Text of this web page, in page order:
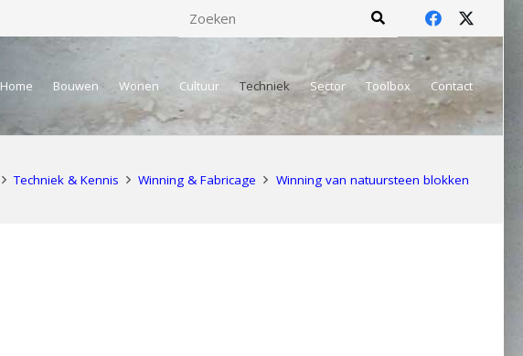
Home Bouwen Wonen Cultuur Techniek Sector Toolbox Contact
Techniek & Kennis Winning & Fabricage Winning van natuursteen blokken